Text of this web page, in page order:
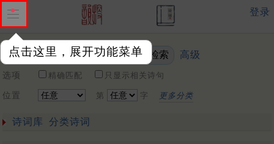
点击这里，展开功能菜单
登录
关键词 高级
选项 精确匹配 只显示相关诗句
位置 第 字 更多分类
诗词库 分类诗词